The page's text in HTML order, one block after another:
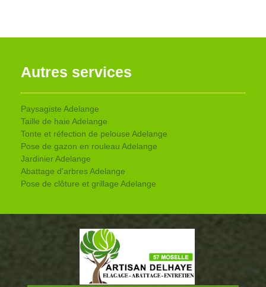
Autres services
Paysagiste Adelange
Taille de haie Adelange
Tonte et réfection de pelouse Adelange
Pose de gazon en rouleau Adelange
Jardinier Adelange
Abattage d'arbres Adelange
Pose de clôture et grillage Adelange